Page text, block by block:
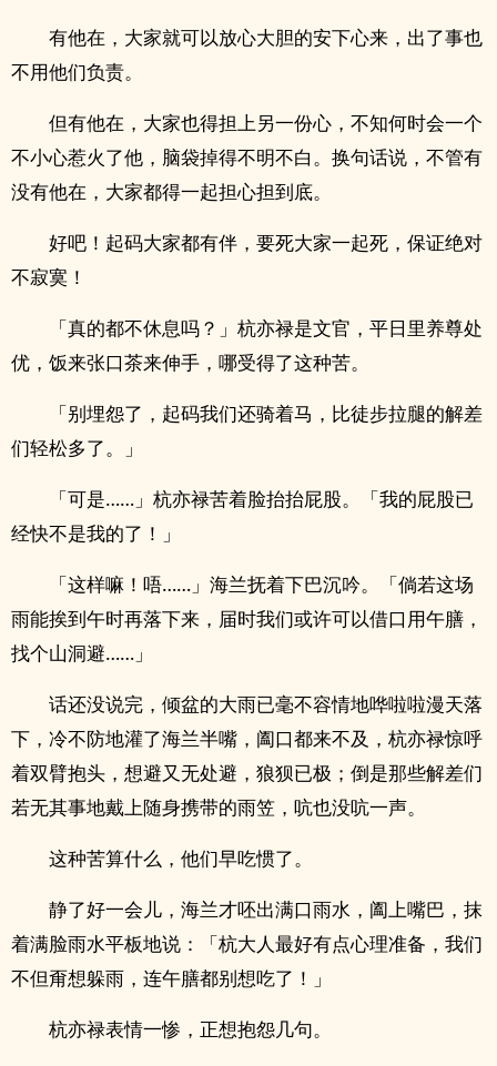
有他在，大家就可以放心大胆的安下心来，出了事也
不用他们负责。
但有他在，大家也得担上另一份心，不知何时会一个
不小心惹火了他，脑袋掉得不明不白。换句话说，不管有
没有他在，大家都得一起担心担到底。
好吧！起码大家都有伴，要死大家一起死，保证绝对
不寂寞！
「真的都不休息吗？」杭亦禄是文官，平日里养尊处
优，饭来张口茶来伸手，哪受得了这种苦。
「别埋怨了，起码我们还骑着马，比徒步拉腿的解差
们轻松多了。」
「可是……」杭亦禄苦着脸抬抬屁股。「我的屁股已
经快不是我的了！」
「这样嘛！唔……」海兰抚着下巴沉吟。「倘若这场
雨能挨到午时再落下来，届时我们或许可以借口用午膳，
找个山洞避……」
话还没说完，倾盆的大雨已毫不容情地哗啦啦漫天落
下，冷不防地灌了海兰半嘴，阖口都来不及，杭亦禄惊呼
着双臂抱头，想避又无处避，狼狈已极；倒是那些解差们
若无其事地戴上随身携带的雨笠，吭也没吭一声。
这种苦算什么，他们早吃惯了。
静了好一会儿，海兰才呸出满口雨水，阖上嘴巴，抹
着满脸雨水平板地说：「杭大人最好有点心理准备，我们
不但甭想躲雨，连午膳都别想吃了！」
杭亦禄表情一惨，正想抱怨几句。